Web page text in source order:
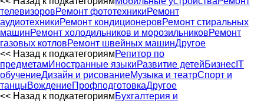
телевизоровРемонт фототехникиРемонт
аудиотехникиРемонт кондиционеровРемонт стиральных
машинРемонт холодильников и морозильниковРемонт
газовых котловРемонт швейных машинДругое
<< Назад к подкатегориямРепитор по
предметамИностранные языкиРазвитие детейБизнес IT
обучениеДизайн и рисованиеМузыка и театрСпорт и
танцыВождениеПрофподготовкаДругое
<< Назад к подкатегориямБухгалтерия и